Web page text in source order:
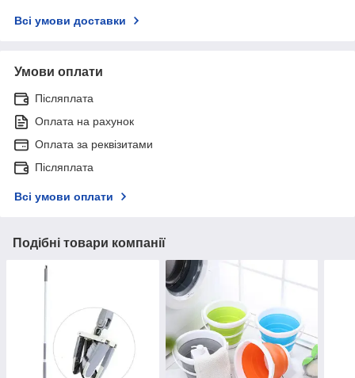
Всі умови доставки
Умови оплати
Післяплата
Оплата на рахунок
Оплата за реквізитами
Післяплата
Всі умови оплати
Подібні товари компанії